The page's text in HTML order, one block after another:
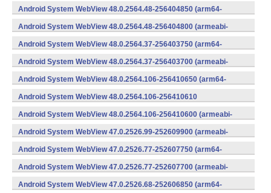
v7a) (Android)
Android System WebView 48.0.2564.48-256404850 (arm64-
v8a,armeabi-v7a) (Android)
Android System WebView 48.0.2564.48-256404800 (armeabi-
v7a) (Android)
Android System WebView 48.0.2564.37-256403750 (arm64-
v8a,armeabi-v7a) (Android)
Android System WebView 48.0.2564.37-256403700 (armeabi-
v7a) (Android)
Android System WebView 48.0.2564.106-256410650 (arm64-
v8a,armeabi-v7a) (Android)
Android System WebView 48.0.2564.106-256410610
(x86) (Android)
Android System WebView 48.0.2564.106-256410600 (armeabi-
v7a) (Android)
Android System WebView 47.0.2526.99-252609900 (armeabi-
v7a) (Android)
Android System WebView 47.0.2526.77-252607750 (arm64-
v8a,armeabi-v7a) (Android)
Android System WebView 47.0.2526.77-252607700 (armeabi-
v7a) (Android)
Android System WebView 47.0.2526.68-252606850 (arm64-